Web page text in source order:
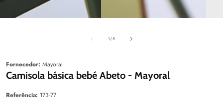
1/de5
Fornecedor: Mayoral
Camisola básica bebé Abeto - Mayoral
Referência: 173-77